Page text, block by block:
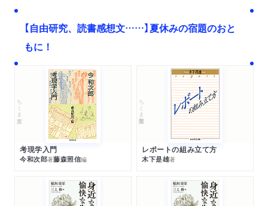
【自由研究、読書感想文……】夏休みの宿題のおと
もに！
ちくま文庫
考現学入門
今和次郎著藤森照信編
ちくま学芸文庫
レポートの組み立て方
木下是雄著